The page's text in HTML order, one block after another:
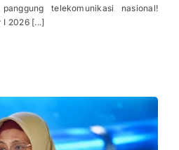
telekomunikasi nasional!
I 2026 [...]